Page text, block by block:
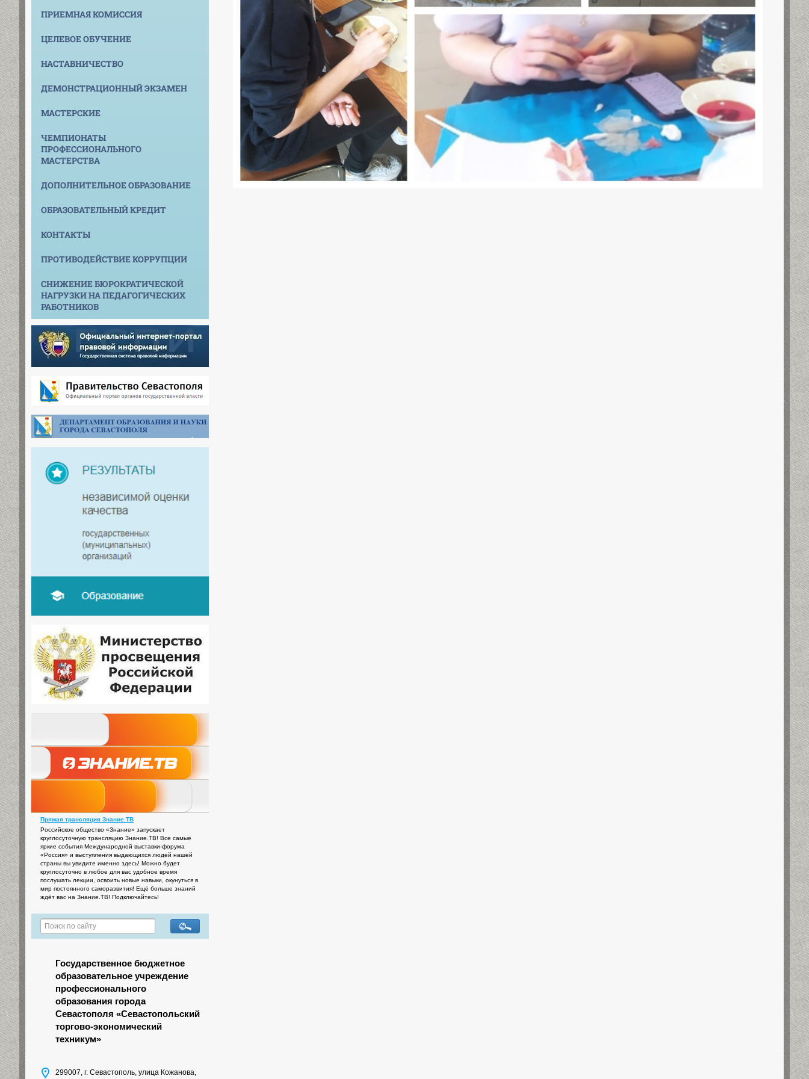
ПРИЕМНАЯ КОМИССИЯ
ЦЕЛЕВОЕ ОБУЧЕНИЕ
НАСТАВНИЧЕСТВО
ДЕМОНСТРАЦИОННЫЙ ЭКЗАМЕН
МАСТЕРСКИЕ
ЧЕМПИОНАТЫ
ПРОФЕССИОНАЛЬНОГО
МАСТЕРСТВА
ДОПОЛНИТЕЛЬНОЕ ОБРАЗОВАНИЕ
ОБРАЗОВАТЕЛЬНЫЙ КРЕДИТ
КОНТАКТЫ
ПРОТИВОДЕЙСТВИЕ КОРРУПЦИИ
СНИЖЕНИЕ БЮРОКРАТИЧЕСКОЙ
НАГРУЗКИ НА ПЕДАГОГИЧЕСКИХ
РАБОТНИКОВ
Прямая трансляция Знание.ТВ
Российское общество «Знание» запускает
круглосуточную трансляцию Знание.ТВ! Все самые
яркие события Международной выставки-форума
«Россия» и выступления выдающихся людей нашей
страны вы увидите именно здесь! Можно будет
круглосуточно в любое для вас удобное время
послушать лекции, освоить новые навыки, окунуться в
мир постоянного саморазвития! Ещё больше знаний
ждёт вас на Знание.ТВ! Подключайтесь!
Государственное бюджетное
образовательное учреждение
профессионального
образования города
Севастополя «Севастопольский
торгово-экономический
техникум»
299007, г. Севастополь, улица Кожанова,